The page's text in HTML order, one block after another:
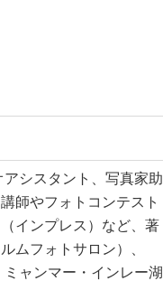
シスタント、写真家助
師やフォトコンテスト
インプレス）など、著
ムフォトサロン）、
ャンマー・インレー湖